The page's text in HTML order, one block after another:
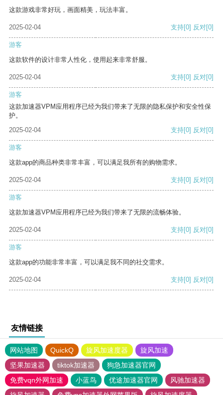
这款游戏非常好玩，画面精美，玩法丰富。
2025-02-04 支持[0] 反对[0]
游客
这款软件的设计非常人性化，使用起来非常舒服。
2025-02-04 支持[0] 反对[0]
游客
这款加速器VPM应用程序已经为我们带来了无限的隐私保护和安全性保
护。
2025-02-04
支持[0] 反对[0]
游客
这款app的商品种类非常丰富，可以满足我所有的购物需求。
2025-02-04 支持[0] 反对[0]
游客
这款加速器VPM应用程序已经为我们带来了无限的流畅体验。
2025-02-04 支持[0] 反对[0]
游客
这款app的功能非常丰富，可以满足我不同的社交需求。
2025-02-04 支持[0] 反对[0]
友情链接
网站地图 QuickQ 旋风加速度器
旋风加速
坚果加速器
tiktok加速器
狗急加速器官网
免费vqn外网加速
小蓝鸟 优途加速器官网
风驰加速器